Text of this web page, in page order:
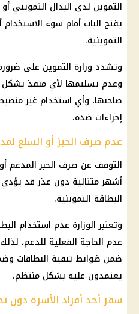
التموين لدى البدال التمويني
يفتح الباب أمام سوء
التموينية.
وتشدد وزارة التموين على
وعدم تسليمها لأي منفذ بشكل
صاحبها، وأي استخدام غير
إجراءات ضده.
عدم صرف الخبز أو السلع لمدة 6
التوقف عن صرف الخبز المدعم أو
أشهر متتالية دون عذر قد
البطاقة التموينية.
وتعتبر الوزارة عدم استخدام
عدم الحاجة الفعلية للدعم،
ضمن ضوابط تنقية البطاقات
يعتمدون عليه بشكل منتظم.
سفر أحد أفراد الأسرة دون